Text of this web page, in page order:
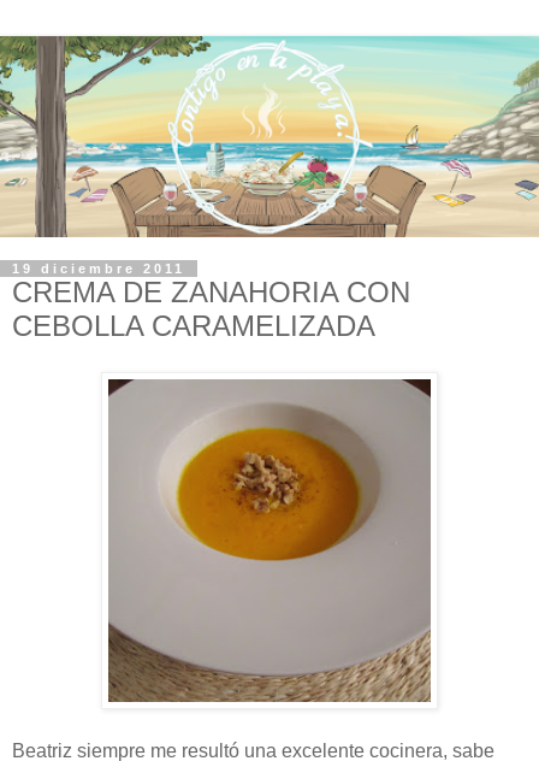
19 diciembre 2011
CREMA DE ZANAHORIA CON
CEBOLLA CARAMELIZADA
Beatriz siempre me resultó una excelente cocinera, sabe